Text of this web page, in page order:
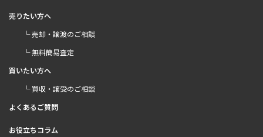
売りたい方へ
└ 売却・譲渡のご相談
└ 無料簡易査定
買いたい方へ
└ 買収・譲受のご相談
よくあるご質問
お役立ちコラム